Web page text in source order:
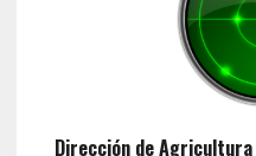
Dirección de